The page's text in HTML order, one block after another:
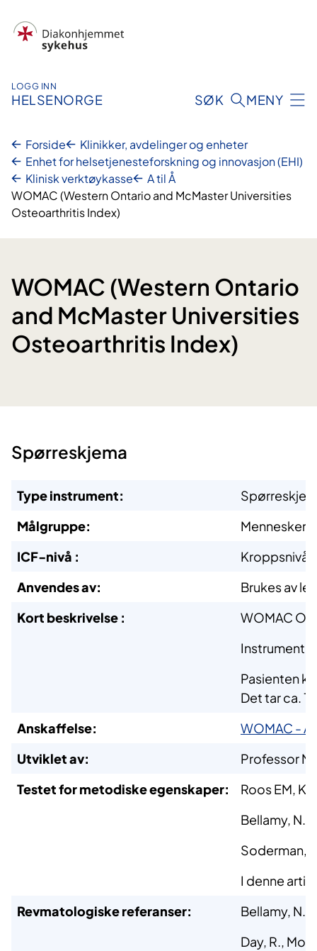
innhold
LOGG INN
HELSENORGE SØK MENY
Forside
Klinikker, avdelinger og enheter
Enhet for helsetjenesteforskning og innovasjon (EHI)
Klinisk verktøykasse
A til Å
WOMAC (Western Ontario and McMaster Universities
Osteoarthritis Index)
WOMAC (Western Ontario
and McMaster Universities
Osteoarthritis Index)
Spørreskjema
Type instrument:
Målgruppe:
Mennesker
ICF-nivå :
Kroppsnivå,
Anvendes av:
Brukes av
Kort beskrivelse :
WOMAC
Pasienten
Det tar ca.
Anskaffelse:
WOMAC -
Utviklet av:
Professor
Testet for metodiske egenskaper:
Roos EM,
Bellamy, N.,
Soderman,
I denne
Revmatologiske referanser:
Bellamy, N.
Day, R.,